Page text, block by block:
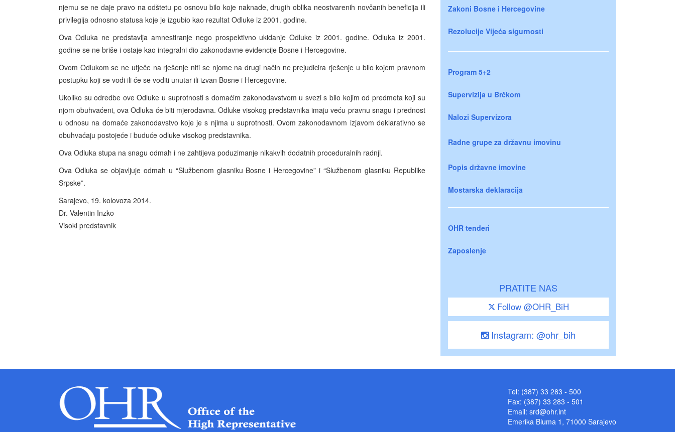
njemu se ne daje pravo na odštetu po osnovu bilo koje naknade, drugih oblika neostvarenih novčanih beneficija ili
privilegija odnosno statusa koje je izgubio kao rezultat Odluke iz 2001. godine.
Ova Odluka ne predstavlja amnestiranje nego prospektivno ukidanje Odluke iz 2001. godine. Odluka iz 2001.
godine se ne briše i ostaje kao integralni dio zakonodavne evidencije Bosne i Hercegovine.
Ovom Odlukom se ne utječe na rješenje niti se njome na drugi način ne prejudicira rješenje u bilo kojem pravnom
postupku koji se vodi ili će se voditi unutar ili izvan Bosne i Hercegovine.
Ukoliko su odredbe ove Odluke u suprotnosti s domaćim zakonodavstvom u svezi s bilo kojim od predmeta koji su
njom obuhvaćeni, ova Odluka će biti mjerodavna. Odluke visokog predstavnika imaju veću pravnu snagu i prednost
u odnosu na domaće zakonodavstvo koje je s njima u suprotnosti. Ovom zakonodavnom izjavom deklarativno se
obuhvaćaju postojeće i buduće odluke visokog predstavnika.
Ova Odluka stupa na snagu odmah i ne zahtijeva poduzimanje nikakvih dodatnih proceduralnih radnji.
Ova Odluka se objavljuje odmah u “Službenom glasniku Bosne i Hercegovine” i “Službenom glasniku Republike
Srpske”.
Sarajevo, 19. kolovoza 2014.
Dr. Valentin Inzko
Visoki predstavnik
Zakoni Bosne i Hercegovine
Rezolucije Vijeća sigurnosti
Program 5+2
Supervizija u Brčkom
Nalozi Supervizora
Radne grupe za državnu imovinu
Popis državne imovine
Mostarska deklaracija
OHR tenderi
Zaposlenje
PRATITE NAS
Follow @OHR_BiH
Instagram: @ohr_bih
Tel: (387) 33 283 - 500
Fax: (387) 33 283 - 501
Email: srd@ohr.int
Emerika Bluma 1, 71000 Sarajevo